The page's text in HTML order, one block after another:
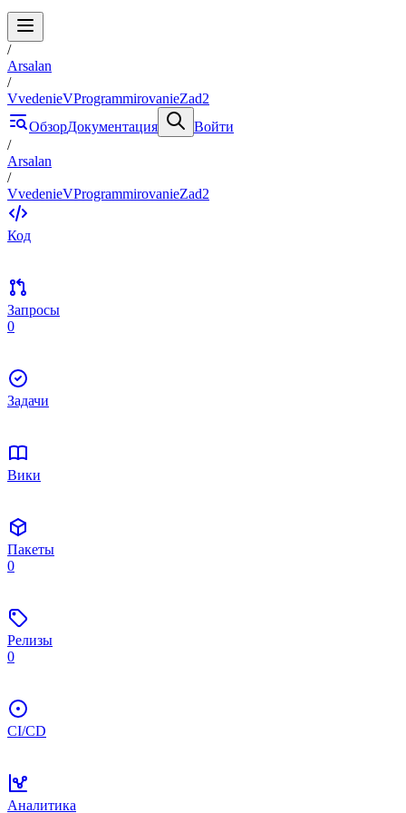
/
Arsalan
/
VvedenieVProgrammirovanieZad2
ОбзорДокументация
Войти
/
Arsalan
/
VvedenieVProgrammirovanieZad2
Код
Запросы
0
Задачи
Вики
Пакеты
0
Релизы
0
CI/CD
Аналитика